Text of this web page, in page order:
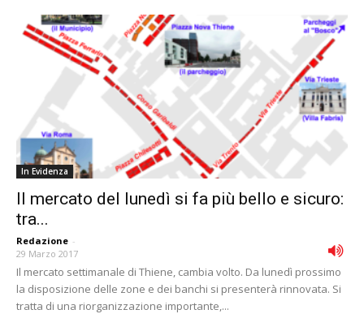
In Evidenza
Il mercato del lunedì si fa più bello e sicuro:
tra...
Redazione -
29 Marzo 2017
Il mercato settimanale di Thiene, cambia volto. Da lunedì prossimo
la disposizione delle zone e dei banchi si presenterà rinnovata. Si
tratta di una riorganizzazione importante,...